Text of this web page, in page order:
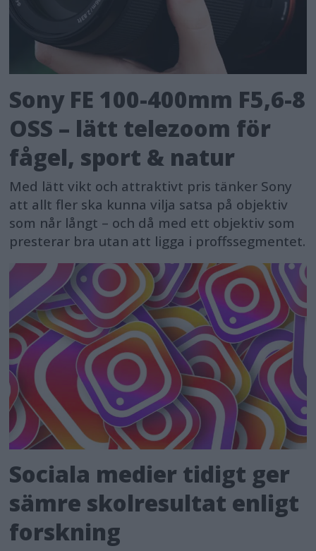
Sony FE 100-400mm F5,6-8
OSS – lätt telezoom för
fågel, sport & natur
Med lätt vikt och attraktivt pris tänker Sony
att allt fler ska kunna vilja satsa på objektiv
som når långt – och då med ett objektiv som
presterar bra utan att ligga i proffssegmentet.
Sociala medier tidigt ger
sämre skolresultat enligt
forskning